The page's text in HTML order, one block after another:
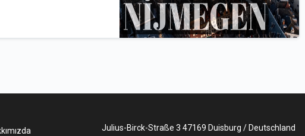
Julius-Birck-Straße 3 47169 Duisburg / Deutschland